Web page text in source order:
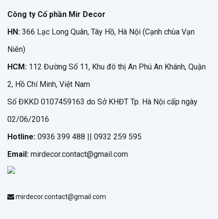
Công ty Cổ phần Mir Decor
HN: 366 Lạc Long Quân, Tây Hồ, Hà Nội (Cạnh chùa Vạn
Niên)
HCM: 112 Đường Số 11, Khu đô thị An Phú An Khánh, Quận
2, Hồ Chí Minh, Việt Nam
Số ĐKKD 0107459163 do Sở KHĐT Tp. Hà Nội cấp ngày
02/06/2016
Hotline: 0936 399 488 || 0932 259 595
Email: mirdecor.contact@gmail.com
mirdecor.contact@gmail.com